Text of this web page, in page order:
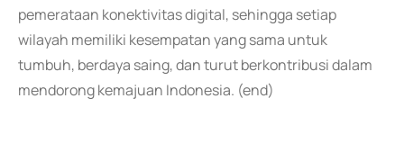
pemerataan konektivitas digital, sehingga setiap
wilayah memiliki kesempatan yang sama untuk
tumbuh, berdaya saing, dan turut berkontribusi dalam
mendorong kemajuan Indonesia. (end)